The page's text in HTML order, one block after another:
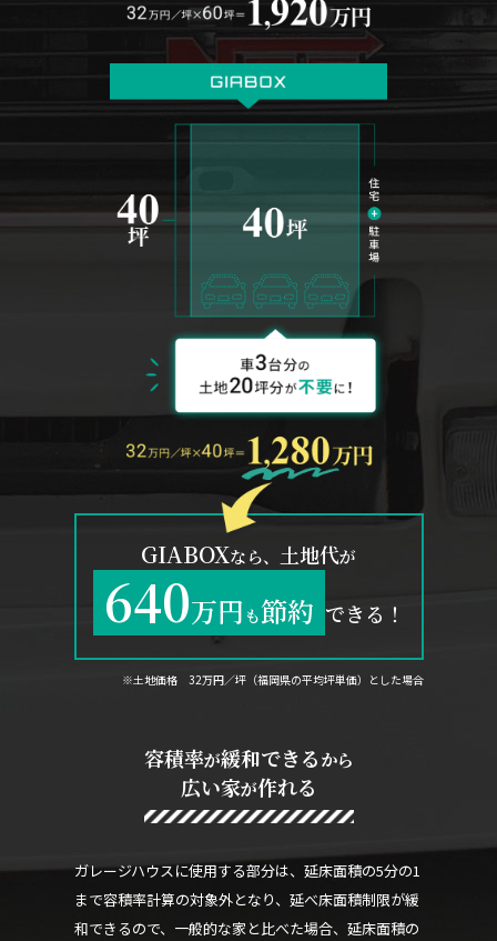
GIABOXなら、 土地代が
640万円 も節約 できる！
※土地価格 32万円／坪（福岡県の平均坪単価）とした場合
容積率が緩和できるから
広い家が作れる
ガレージハウスに使用する部分は、延床面積の5分の1
まで容積率計算の対象外となり、延べ床面積制限が緩
和できるので、一般的な家と比べた場合、延床面積の